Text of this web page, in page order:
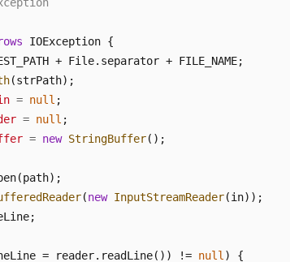
IOException {
+ File.separator + FILE_NAME;
(strPath);
= null ;
= null ;
= new StringBuffer();
(new InputStreamReader(in));
= reader.readLine()) != null ) {